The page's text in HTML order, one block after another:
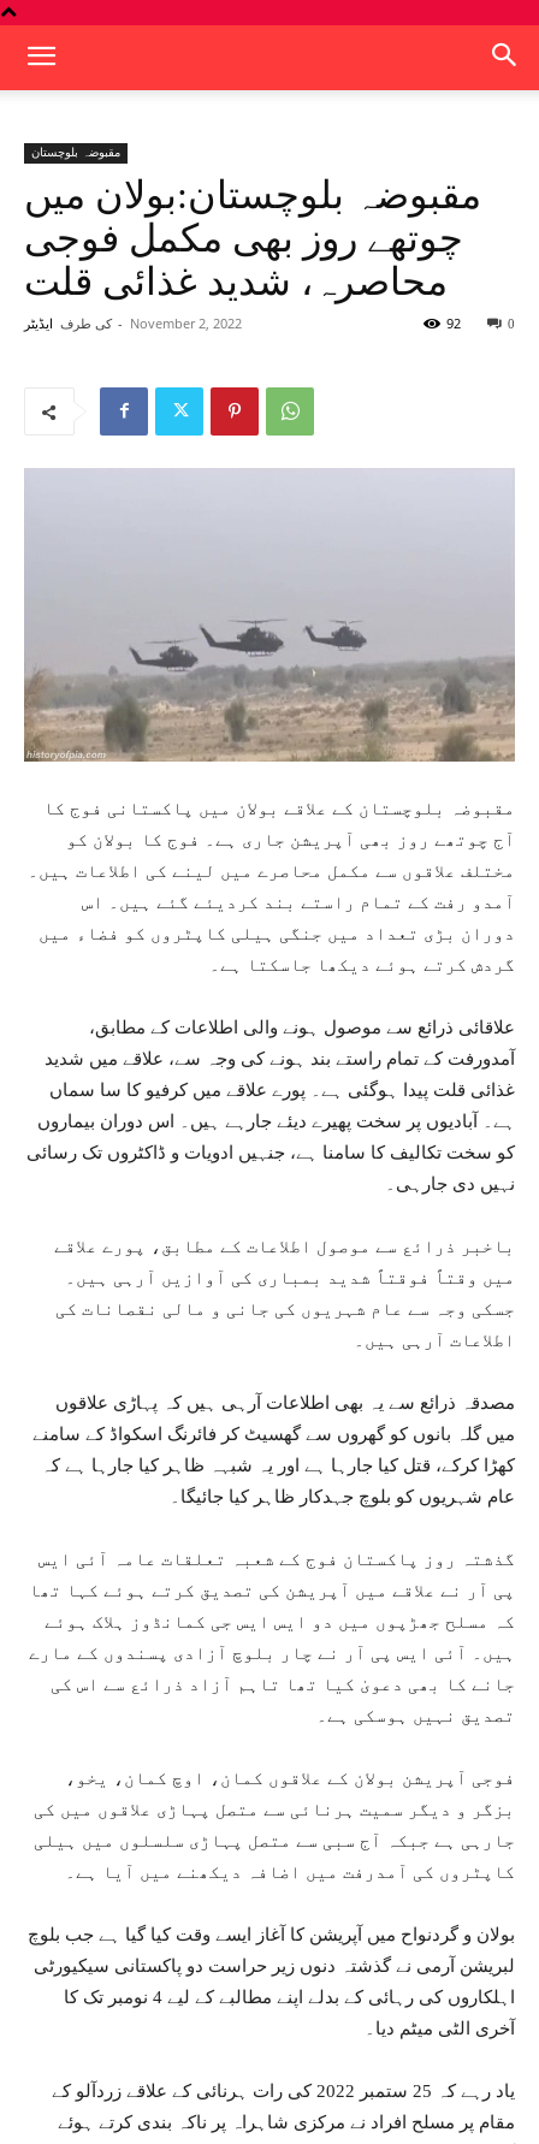
مقبوضہ بلوچستان
مقبوضہ بلوچستان:بولان میں
چوتھے روز بھی مکمل فوجی
محاصرہ، شدید غذائی قلت
کی طرف ایڈیٹر - November 2, 2022 0
92
مقبوضہ بلوچستان کے علاقے بولان میں پاکستانی فوج کا
آج چوتھے روز بھی آپریشن جاری ہے۔ فوج کا بولان کو
مختلف علاقوں سے مکمل محاصرے میں لینے کی اطلاعات ہیں۔
آمدو رفت کے تمام راستے بند کردیئے گئے ہیں۔ اس
دوران بڑی تعداد میں جنگی ہیلی کاپٹروں کو فضاء میں
گردش کرتے ہوئے دیکھا جاسکتا ہے۔
علاقائی ذرائع سے موصول ہونے والی اطلاعات کے مطابق،
آمدورفت کے تمام راستے بند ہونے کی وجہ سے، علاقے میں شدید
غذائی قلت پیدا ہوگئی ہے۔ پورے علاقے میں کرفیو کا سا سماں
ہے۔ آبادیوں پر سخت پھیرے دیئے جارہے ہیں۔ اس دوران بیماروں
کو سخت تکالیف کا سامنا ہے، جنہیں ادویات و ڈاکٹروں تک رسائی
نہیں دی جارہی۔
باخبر ذرائع سے موصول اطلاعات کے مطابق، پورے علاقے
میں وقتاً فوقتاً شدید بمباری کی آوازیں آرہی ہیں۔
جسکی وجہ سے عام شہریوں کی جانی و مالی نقصانات کی
اطلاعات آرہی ہیں۔
مصدقہ ذرائع سے یہ بھی اطلاعات آرہی ہیں کہ پہاڑی علاقوں
میں گلہ بانوں کو گھروں سے گھسیٹ کر فائرنگ اسکواڈ کے سامنے
کھڑا کرکے، قتل کیا جارہا ہے اور یہ شبہہ ظاہر کیا جارہا ہے کہ
عام شہریوں کو بلوچ جہدکار ظاہر کیا جائیگا۔
گذشتہ روز پاکستان فوج کے شعبہ تعلقات عامہ آئی ایس
پی آر نے علاقے میں آپریشن کی تصدیق کرتے ہوئے کہا تھا
کہ مسلح جھڑپوں میں دو ایس ایس جی کمانڈوز ہلاک ہوئے
ہیں۔ آئی ایس پی آر نے چار بلوچ آزادی پسندوں کے مارے
جانے کا بھی دعویٰ کیا تھا تاہم آزاد ذرائع سے اس کی
تصدیق نہیں ہوسکی ہے۔
فوجی آپریشن بولان کے علاقوں کمان، اوچ کمان، یخو،
بزگر و دیگر سمیت ہرنائی سے متصل پہاڑی علاقوں میں کی
جارہی ہے جبکہ آج سبی سے متصل پہاڑی سلسلوں میں ہیلی
کاپٹروں کی آمدرفت میں اضافہ دیکھنے میں آیا ہے۔
بولان و گردنواح میں آپریشن کا آغاز ایسے وقت کیا گیا ہے جب بلوچ
لبریشن آرمی نے گذشتہ دنوں زیر حراست دو پاکستانی سیکیورٹی
اہلکاروں کی رہائی کے بدلے اپنے مطالبے کے لیے 4 نومبر تک کا
آخری الٹی میٹم دیا۔
یاد رہے کہ 25 ستمبر 2022 کی رات ہرنائی کے علاقے زردآلو کے
مقام پر مسلح افراد نے مرکزی شاہراہ پر ناکہ بندی کرتے ہوئے